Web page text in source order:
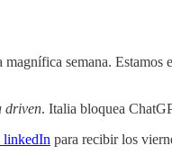
semana.
driven. Italia bloquea
linkedIn para recibir los